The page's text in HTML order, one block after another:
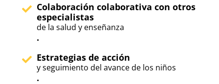
Colaboración colaborativa con otros
especialistas
de la salud y enseñanza
.
Estrategias de acción
y seguimiento del avance de los niños
.